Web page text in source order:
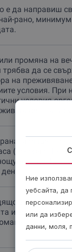
е да направиш
рано,
промяна на
трябва да се
на
условия. При
условия
за
опция - 3
(вечеря с 1 ч.
- до 10 ч.
за лица,
и зрителната
любимци,
Ние
уебсайта, да
или да
данни, моля,